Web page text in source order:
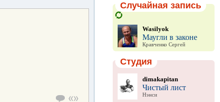
Случайная запись
Wasilyok
Маугли в законе
Кравченко Сергей
Студия
dimakapitan
Чистый лист
Нэнси